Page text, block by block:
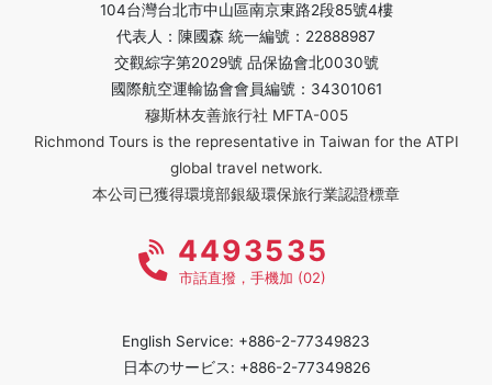
104台灣台北市中山區南京東路2段85號4樓
代表人：陳國森 統一編號：22888987
交觀綜字第2029號 品保協會北0030號
國際航空運輸協會會員編號：34301061
穆斯林友善旅行社 MFTA-005
Richmond Tours is the representative in Taiwan for the ATPI
global travel network.
本公司已獲得環境部銀級環保旅行業認證標章
4493535
市話直撥，手機加 (02)
English Service: +886-2-77349823
日本のサービス: +886-2-77349826